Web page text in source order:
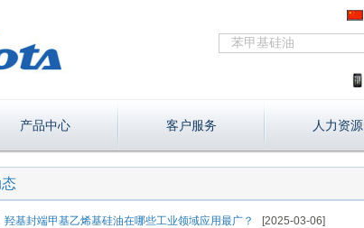
产品中心 客户服务 人力资源
羟基封端甲基乙烯基硅油在哪些工业领域应用最广？ [2025-03-06]